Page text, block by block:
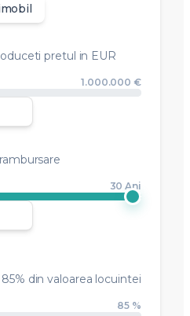
pretul in EUR
1.000.000 €
30 Ani
din valoarea locuintei
85 %